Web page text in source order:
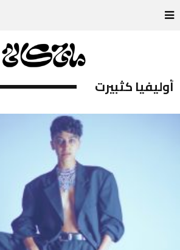
أوليفيا كثبيرت